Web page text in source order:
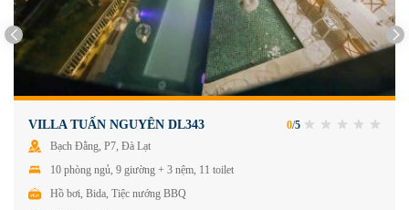
VILLA TUẤN NGUYÊN DL343 0/5
Bạch Đằng, P7, Đà Lạt
10 phòng ngủ, 9 giường + 3 nệm, 11 toilet
Hồ bơi, Bida, Tiệc nướng BBQ